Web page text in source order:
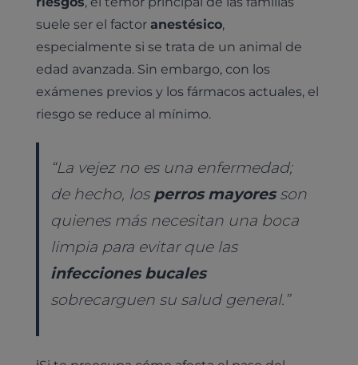
Cirugía
Revisión general y/o geriátrica
Todos los servicios
Cardiología
Medicina felina
Animales Exóticos
Todas las especialidades
suele ser el factor anestésico,
especialmente si se trata de un animal de
edad avanzada. Sin embargo, con los
exámenes previos y los fármacos actuales, el
riesgo se reduce al mínimo.
“La vejez no es una enfermedad;
de hecho, los perros mayoresson
quienes más necesitan una boca
limpia para evitar que las
infecciones bucales
sobrecarguen su salud general.”